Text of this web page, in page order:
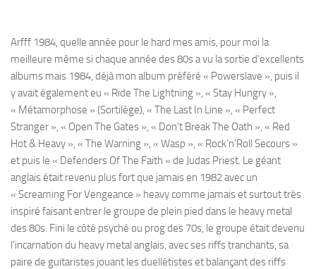
Arfff 1984, quelle année pour le hard mes amis, pour moi la
meilleure même si chaque année des 80s a vu la sortie d’excellents
albums mais 1984, déjà mon album préféré « Powerslave », puis il
y avait également eu « Ride The Lightning », « Stay Hungry »,
« Métamorphose » (Sortilège), « The Last In Line », « Perfect
Stranger », « Open The Gates », « Don’t Break The Oath », « Red
Hot & Heavy », « The Warning », « Wasp », « Rock’n’Roll Secours »
et puis le « Defenders Of The Faith » de Judas Priest. Le géant
anglais était revenu plus fort que jamais en 1982 avec un
« Screaming For Vengeance » heavy comme jamais et surtout très
inspiré faisant entrer le groupe de plein pied dans le heavy metal
des 80s. Fini le côté psyché ou prog des 70s, le groupe était devenu
l’incarnation du heavy metal anglais, avec ses riffs tranchants, sa
paire de guitaristes jouant les duellétistes et balançant des riffs